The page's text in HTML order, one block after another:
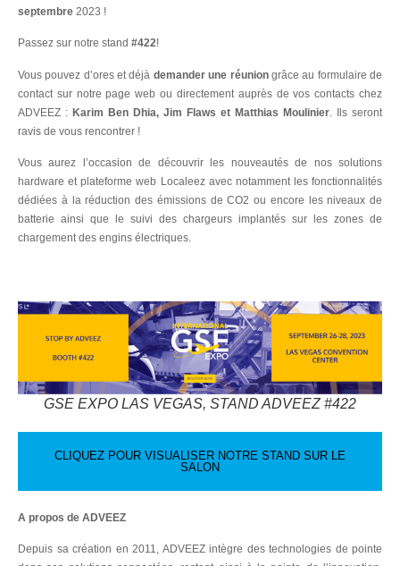
septembre 2023 !
Passez sur notre stand #422!
Vous pouvez d’ores et déjà demander une réuniongrâce au formulaire de
contact sur notre page web ou directement auprès de vos contacts chez
ADVEEZ : Karim Ben Dhia, Jim Flaws et Matthias Moulinier . Ils seront
ravis de vous rencontrer !
Vous aurez l’occasion de découvrir les nouveautés de nos solutions
hardware et plateforme web Localeez avec notamment les fonctionnalités
dédiées à la réduction des émissions de CO2 ou encore les niveaux de
batterie ainsi que le suivi des chargeurs implantés sur les zones de
chargement des engins électriques.
GSE EXPO LAS VEGAS, STAND ADVEEZ #422
CLIQUEZ POUR VISUALISER NOTRE STAND SUR LE
SALON
A propos de ADVEEZ
Depuis sa création en 2011, ADVEEZ intègre des technologies de pointe